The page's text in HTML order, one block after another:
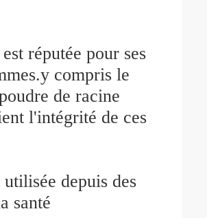
réputée pour ses
compris le
de racine
l'intégrité de ces
depuis des
santé